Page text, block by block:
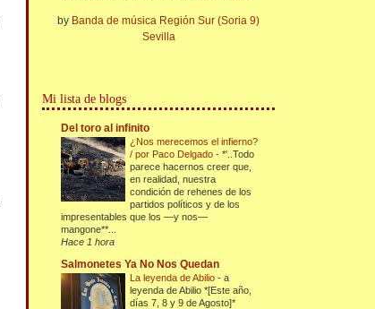
by Banda de música Región Sur (Soria 9)
Sevilla
Mi lista de blogs
Del toro al infinito
¿Nos merecemos el infierno?
/ por Paco Delgado-*'..Todo
parece hacernos creer que,
en realidad, nuestra
condición de rehenes de los
partidos políticos y de los
impresentables que los —y nos—
mangone**...
Hace 1 hora
Salmonetes Ya No Nos Quedan
La leyenda de Abilio-a
leyenda de Abilio *[Este año,
días 7, 8 y 9 de Agosto]*